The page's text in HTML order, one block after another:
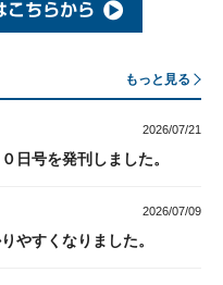
もっと見る
2026/07/21
日号を発刊しました。
2026/07/09
やすくなりました。